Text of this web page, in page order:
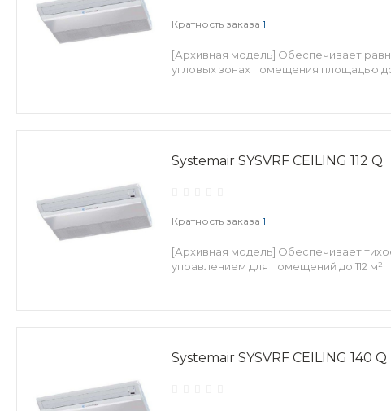
Кратность заказа 1
[Архивная модель] Обеспечивает
угловых зонах помещения площадью
Systemair SYSVRF CEILING 112 Q
Кратность заказа 1
[Архивная модель] Обеспечивает
управлением для помещений до 112 м².
Systemair SYSVRF CEILING 140 Q